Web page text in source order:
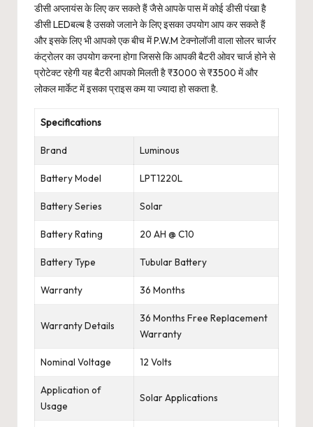
डीसी अप्लायंस के लिए कर सकते हैं जैसे आपके पास में कोई डीसी पंखा है
डीसी LEDबल्ब है उसको जलाने के लिए इसका उपयोग आप कर सकते हैं
और इसके लिए भी आपको एक बीच में P.W.M टेक्नोलॉजी वाला सोलर चार्जर
कंट्रोलर का उपयोग करना होगा जिससे कि आपकी बैटरी ओवर चार्ज होने से
प्रोटेक्ट रहेगी यह बैटरी आपको मिलती है ₹3000 से ₹3500 में और
लोकल मार्केट में इसका प्राइस कम या ज्यादा हो सकता है.
Specifications
Brand Luminous
Battery Model LPT1220L
Battery Series Solar
Battery Rating 20 AH @ C10
Battery Type Tubular Battery
Warranty 36 Months
Warranty Details
36 Months Free Replacement
Warranty
Nominal Voltage 12 Volts
Application of
Usage
Solar Applications